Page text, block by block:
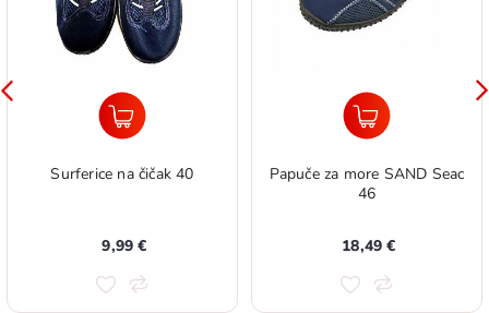
Surferice na čičak 40
9,99 €
Papuče za more SAND Seac
46
18,49 €